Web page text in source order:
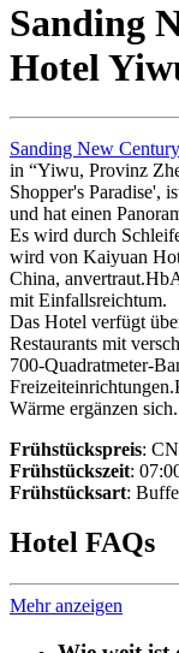
Sanding
Hotel
Sanding New
in “Yiwu, Provinz
Shopper's Paradise',
und hat einen
Es wird durch
wird von Kaiyuan
China,
mit Einfallsreichtum.
Das Hotel verfügt
Restaurants mit
700-Quadratmeter-
Wärme ergänzen sich.
Frühstückspreis:
Frühstückszeit:
Frühstücksart:
Hotel FAQs
Mehr anzeigen